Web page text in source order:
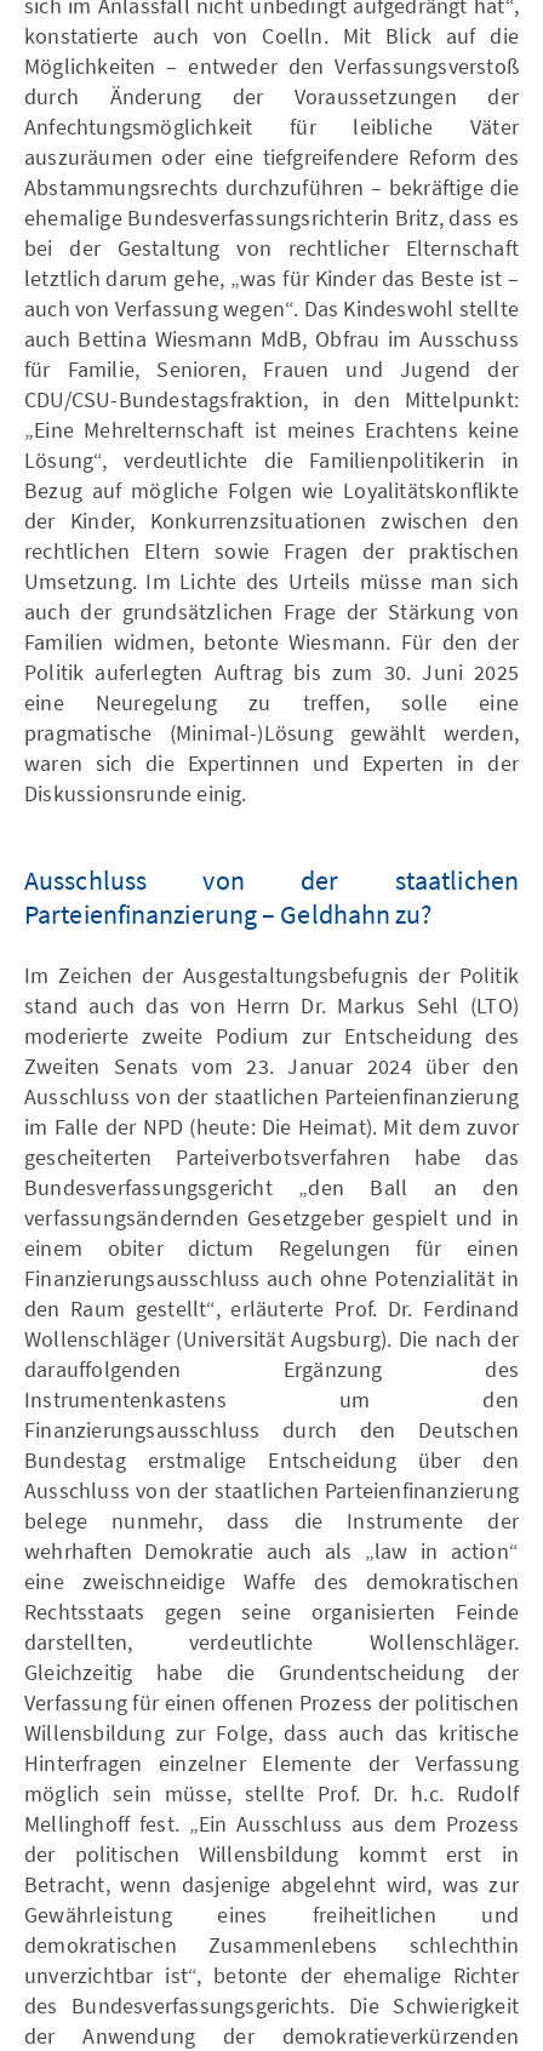
konstatierte auch von Coelln. Mit Blick auf die
Möglichkeiten – entweder den Verfassungsverstoß
durch Änderung der Voraussetzungen der
Anfechtungsmöglichkeit für leibliche Väter
auszuräumen oder eine tiefgreifendere Reform des
Abstammungsrechts durchzuführen – bekräftige die
ehemalige Bundesverfassungsrichterin Britz, dass es
bei der Gestaltung von rechtlicher Elternschaft
letztlich darum gehe, „was für Kinder das Beste ist –
auch von Verfassung wegen“. Das Kindeswohl stellte
auch Bettina Wiesmann MdB, Obfrau im Ausschuss
für Familie, Senioren, Frauen und Jugend der
CDU/CSU-Bundestagsfraktion, in den Mittelpunkt:
„Eine Mehrelternschaft ist meines Erachtens keine
Lösung“, verdeutlichte die Familienpolitikerin in
Bezug auf mögliche Folgen wie Loyalitätskonflikte
der Kinder, Konkurrenzsituationen zwischen den
rechtlichen Eltern sowie Fragen der praktischen
Umsetzung. Im Lichte des Urteils müsse man sich
auch der grundsätzlichen Frage der Stärkung von
Familien widmen, betonte Wiesmann. Für den der
Politik auferlegten Auftrag bis zum 30. Juni 2025
eine Neuregelung zu treffen, solle eine
pragmatische (Minimal-)Lösung gewählt werden,
waren sich die Expertinnen und Experten in der
Diskussionsrunde einig.
Ausschluss von der staatlichen
Parteienfinanzierung – Geldhahn zu?
Im Zeichen der Ausgestaltungsbefugnis der Politik
stand auch das von Herrn Dr. Markus Sehl (LTO)
moderierte zweite Podium zur Entscheidung des
Zweiten Senats vom 23. Januar 2024 über den
Ausschluss von der staatlichen Parteienfinanzierung
im Falle der NPD (heute: Die Heimat). Mit dem zuvor
gescheiterten Parteiverbotsverfahren habe das
Bundesverfassungsgericht „den Ball an den
verfassungsändernden Gesetzgeber gespielt und in
einem obiter dictum Regelungen für einen
Finanzierungsausschluss auch ohne Potenzialität in
den Raum gestellt“, erläuterte Prof. Dr. Ferdinand
Wollenschläger (Universität Augsburg). Die nach der
darauffolgenden Ergänzung des
Instrumentenkastens um den
Finanzierungsausschluss durch den Deutschen
Bundestag erstmalige Entscheidung über den
Ausschluss von der staatlichen Parteienfinanzierung
belege nunmehr, dass die Instrumente der
wehrhaften Demokratie auch als „law in action“
eine zweischneidige Waffe des demokratischen
Rechtsstaats gegen seine organisierten Feinde
darstellten, verdeutlichte Wollenschläger.
Gleichzeitig habe die Grundentscheidung der
Verfassung für einen offenen Prozess der politischen
Willensbildung zur Folge, dass auch das kritische
Hinterfragen einzelner Elemente der Verfassung
möglich sein müsse, stellte Prof. Dr. h.c. Rudolf
Mellinghoff fest. „Ein Ausschluss aus dem Prozess
der politischen Willensbildung kommt erst in
Betracht, wenn dasjenige abgelehnt wird, was zur
Gewährleistung eines freiheitlichen und
demokratischen Zusammenlebens schlechthin
unverzichtbar ist“, betonte der ehemalige Richter
des Bundesverfassungsgerichts. Die Schwierigkeit
der Anwendung der demokratieverkürzenden